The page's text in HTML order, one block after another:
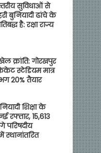
सुविधाओं से
बुनियादी ढांचे के
है: रक्षा राज्य
क्रांति: गोरखपुर
स्टेडियम मात्र
20% तैयार
शिक्षा के
रफ्तार, 15,613
परिषदीय
स्थानांतरित